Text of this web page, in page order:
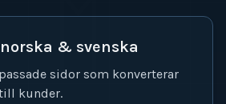
ᛖ
& svenska
sidor som konverterar
kunder.